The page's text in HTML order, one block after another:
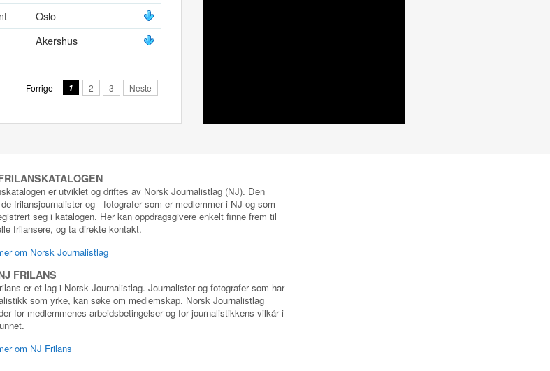
Oslo
Akershus
Forrige 1 2 3 Neste
er utviklet og driftes av Norsk Journalistlag (NJ). Den
frilansjournalister og - fotografer som er medlemmer i NJ og som
seg i katalogen. Her kan oppdragsgivere enkelt finne frem til
frilansere, og ta direkte kontakt.
om Norsk Journalistlag
FRILANS
er et lag i Norsk Journalistlag. Journalister og fotografer som har
som yrke, kan søke om medlemskap. Norsk Journalistlag
for medlemmenes arbeidsbetingelser og for journalistikkens vilkår i
om NJ Frilans